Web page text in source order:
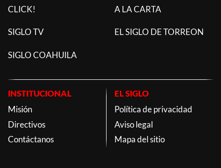
CLICK!
A LA CARTA
SIGLO TV EL SIGLO DE TORREON
SIGLO COAHUILA
INSTITUCIONAL
Misión
Directivos
Contáctanos
EL SIGLO
Política de privacidad
Aviso legal
Mapa del sitio